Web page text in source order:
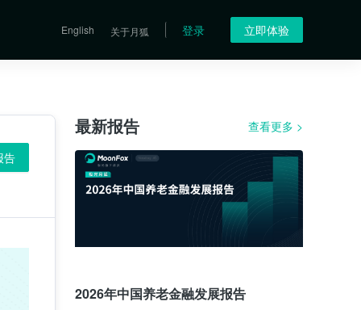
English 关于月狐 登录 立即体验
告
最新报告 查看更多 >
2026年中国养老金融发展报告